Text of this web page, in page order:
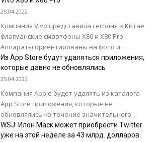
25.04.2022
Компания Vivo представила сегодня в Китае
флагманские смартфоны X80 и X80 Pro.
Аппараты ориентированы на фото и
видеосъемку. Новинки оснащены
универсальными наборами камер с...
Из App Store будут удаляться приложения,
которые давно не обновлялись
25.04.2022
Компания Apple будет удалять из каталога
App Store приложения, которые не
обновлялись «в течение значительного
промежутка времени». Такое уведомление
на этой неделе было разослано...
WSJ: Илон Маск может приобрести Twitter
уже на этой неделе за 43 млрд. долларов